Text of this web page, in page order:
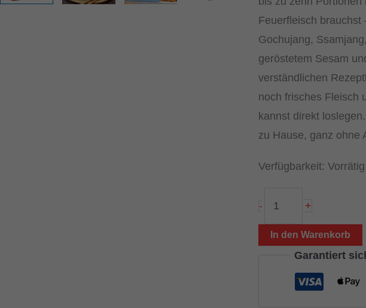
Feuerfleisch brauchst
Gochujang,
geröstetem Sesam
verständlichen
noch frisches Fleisch
kannst direkt
zu Hause, ganz ohne
Verfügbarkeit: Vorrätig
-
koreanisches
Feuerfleisch
+
In den Warenkorb
Garantiert